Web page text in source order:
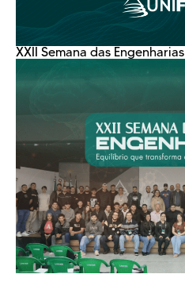
XXII Semana das Engenharias